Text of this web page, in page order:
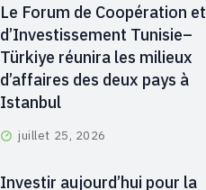
Le Forum de Coopération et
d’Investissement Tunisie–
Türkiye réunira les milieux
d’affaires des deux pays à
Istanbul
juillet 25, 2026
Investir aujourd’hui pour la